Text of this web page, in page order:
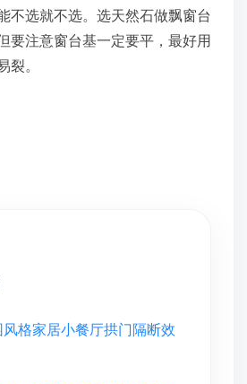
不选就不选。选天然石做飘窗台
要注意窗台基一定要平，最好用
裂。
格家居小餐厅拱门隔断效